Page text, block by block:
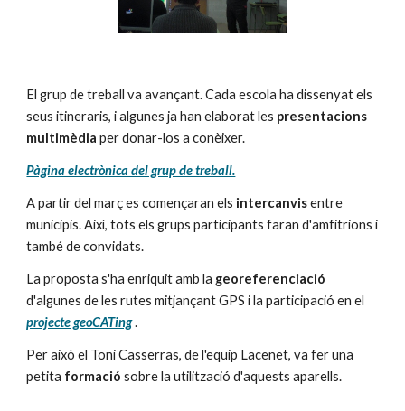
El grup de treball va avançant. Cada escola ha dissenyat els
seus itineraris, i algunes ja han elaborat les presentacions
multimèdia per donar-los a conèixer.
Pàgina electrònica del grup de treball.
A partir del març es començaran els intercanvis entre
municipis. Així, tots els grups participants faran d'amfitrions i
també de convidats.
La proposta s'ha enriquit amb la georeferenciació
projecte geoCATing .
Per això el Toni Casserras, de l'equip Lacenet, va fer una
petita formació sobre la utilització d'aquests aparells.